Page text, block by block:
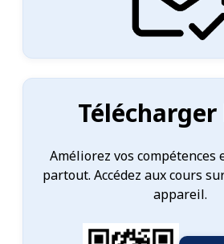
Télécharger
Améliorez vos compétences
partout. Accédez aux cours
appareil.